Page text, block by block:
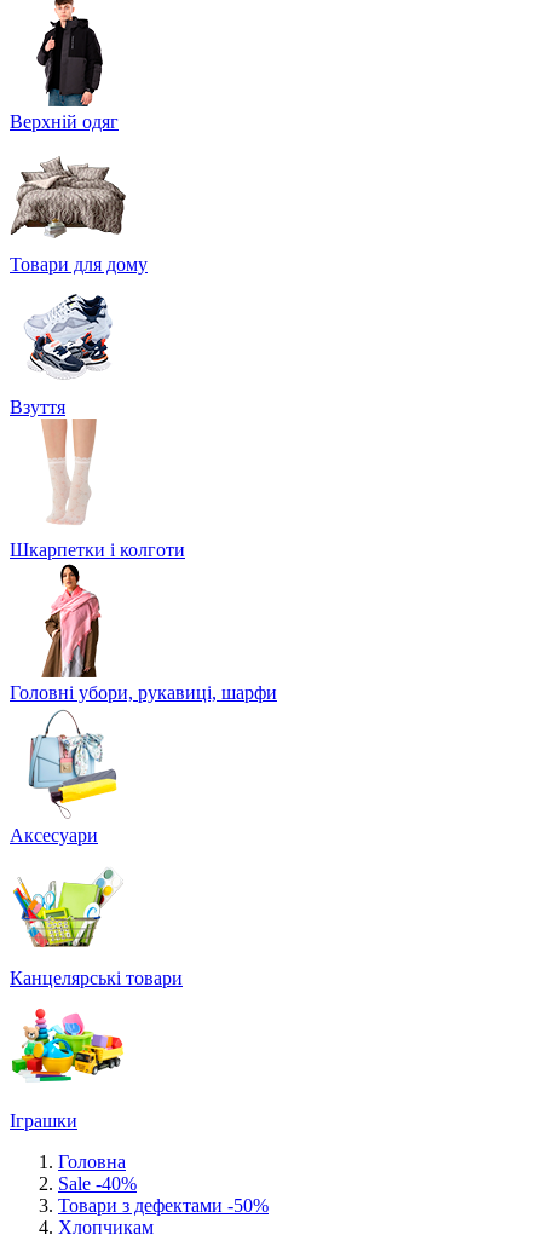
Верхній одяг
Товари для дому
Взуття
Шкарпетки і колготи
Головні убори, рукавиці, шарфи
Аксесуари
Канцелярські товари
Іграшки
Головна
Sale -40%
Товари з дефектами -50%
Хлопчикам